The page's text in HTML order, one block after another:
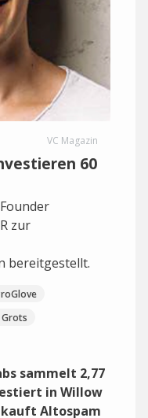
VC Magazin
60
zur
bereitgestellt.